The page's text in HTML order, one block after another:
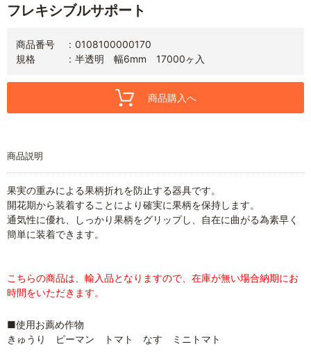
フレキシブルサポート
商品番号
0108100000170
規格
半透明 幅6mm 17000ヶ入
商品購入へ
商品説明
果実の重みによる果柄折れを防止する器具です。
開花期から装着することにより確実に果柄を保持します。
通気性に優れ、しっかり果柄をグリップし、自在に曲がる為素早く
簡単に装着できます。
こちらの商品は、輸入品となりますので、在庫が無い場合納期にお
時間をいただきます。
■使用お薦め作物
きゅうり ピーマン トマト なす ミニトマト